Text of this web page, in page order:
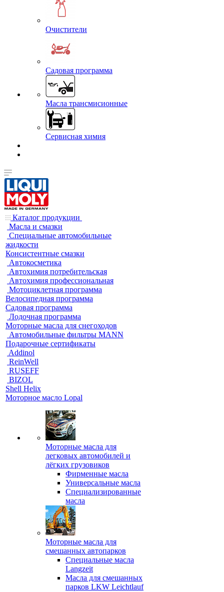
Очистители
Садовая программа
Масла трансмисионные
Сервисная химия
Каталог продукции
Масла и смазки
Специальные автомобильные
жидкости
Консистентные смазки
Автокосметика
Автохимия потребительская
Автохимия профессиональная
Мотоциклетная программа
Велосипедная программа
Садовая программа
Лодочная программа
Моторные масла для снегоходов
Автомобильные фильтры MANN
Подарочные сертификаты
Addinol
ReinWell
RUSEFF
BIZOL
Shell Helix
Моторное масло Lopal
Моторные масла для
легковых автомобилей и
лёгких грузовиков
Фирменные масла
Универсальные масла
Специализированные
масла
Моторные масла для
смешанных автопарков
Специальные масла
Langzeit
Масла для смешанных
парков LKW Leichtlauf